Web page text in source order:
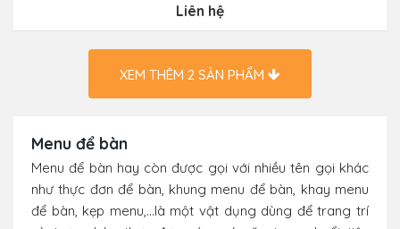
Liên hệ
XEM THÊM 2 SẢN PHẨM
Menu để bàn
Menu để bàn hay còn được gọi với nhiều tên gọi khác
như thực đơn để bàn, khung menu để bàn, khay menu
để bàn, kẹp menu,...là một vật dụng dùng để trang trí